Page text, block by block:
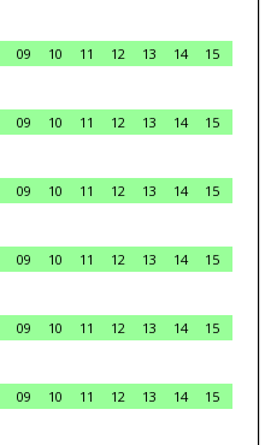
09 10 11 12 13 14
15
09 10 11 12 13 14
15
09 10 11 12 13 14
15
09 10 11 12 13 14
15
09 10 11 12 13 14
15
09 10 11 12 13 14
15